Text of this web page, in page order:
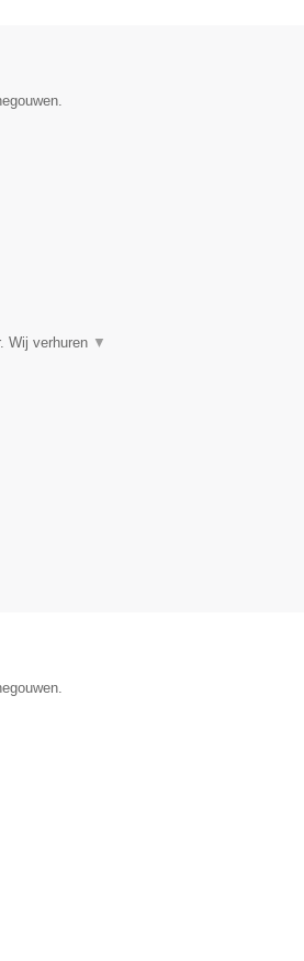
Wij verhuren ▼